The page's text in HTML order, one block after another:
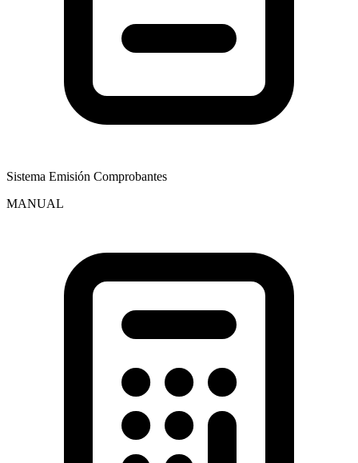
Sistema Emisión Comprobantes
MANUAL